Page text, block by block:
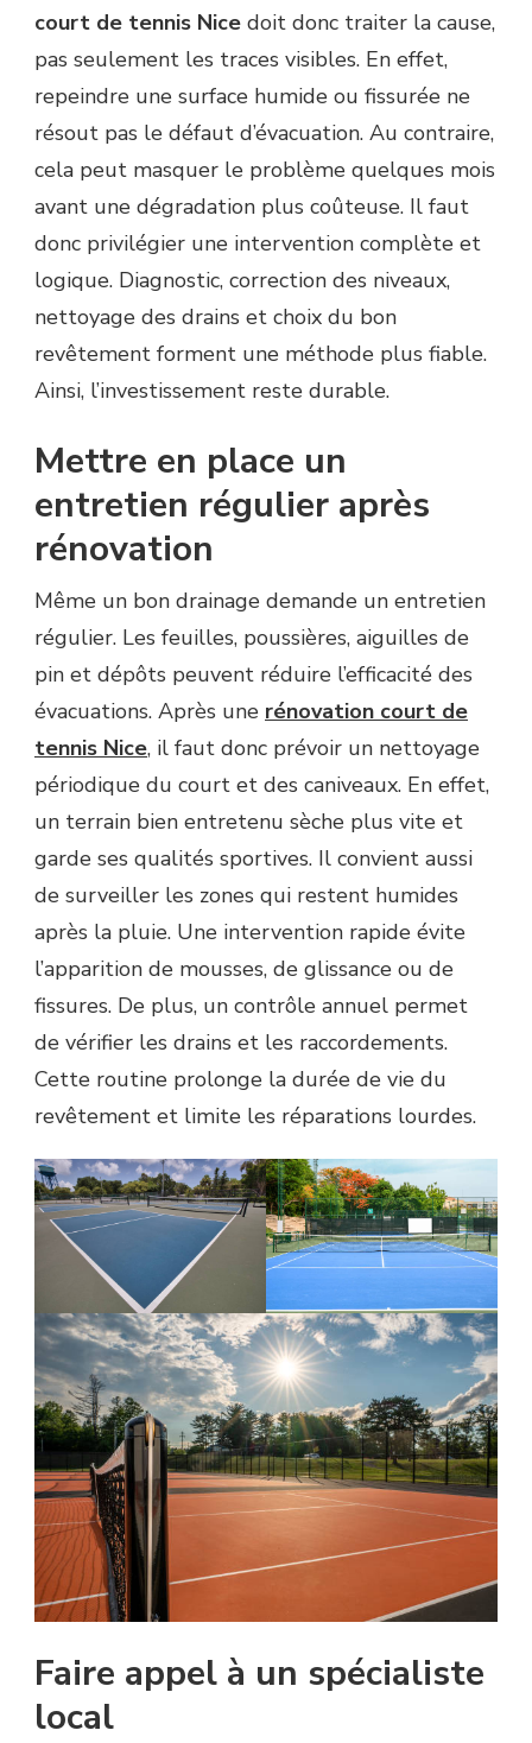
court de tennis Nice doit donc traiter la cause,
pas seulement les traces visibles. En effet,
repeindre une surface humide ou fissurée ne
résout pas le défaut d’évacuation. Au contraire,
cela peut masquer le problème quelques mois
avant une dégradation plus coûteuse. Il faut
donc privilégier une intervention complète et
logique. Diagnostic, correction des niveaux,
nettoyage des drains et choix du bon
revêtement forment une méthode plus fiable.
Ainsi, l’investissement reste durable.
Mettre en place un
entretien régulier après
rénovation
Même un bon drainage demande un entretien
régulier. Les feuilles, poussières, aiguilles de
pin et dépôts peuvent réduire l’efficacité des
évacuations. Après une rénovation court de
tennis Nice, il faut donc prévoir un nettoyage
périodique du court et des caniveaux. En effet,
un terrain bien entretenu sèche plus vite et
garde ses qualités sportives. Il convient aussi
de surveiller les zones qui restent humides
après la pluie. Une intervention rapide évite
l’apparition de mousses, de glissance ou de
fissures. De plus, un contrôle annuel permet
de vérifier les drains et les raccordements.
Cette routine prolonge la durée de vie du
revêtement et limite les réparations lourdes.
Faire appel à un spécialiste
local